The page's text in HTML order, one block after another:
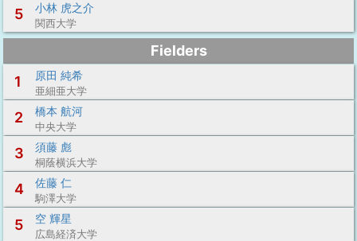
5 小林 虎之介
関西大学
Fielders
1
原田 純希
亜細亜大学
2 橋本 航河
中央大学
3 須藤 彪
桐蔭横浜大学
4 佐藤 仁
駒澤大学
5 空 輝星
広島経済大学